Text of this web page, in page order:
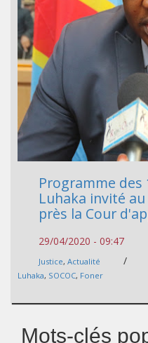
Programme des
Luhaka invité
près la Cour
29/04/2020 - 09:47
Justice, Actualité /
Luhaka, SOCOC, Foner
Mots-clés